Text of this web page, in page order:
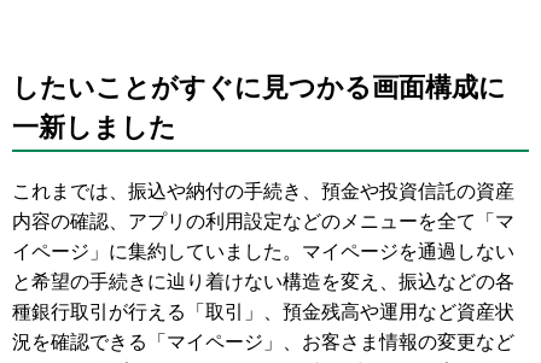
したいことがすぐに見つかる画面構成に
一新しました
これまでは、振込や納付の手続き、預金や投資信託の資産
内容の確認、アプリの利用設定などのメニューを全て「マ
イページ」に集約していました。マイページを通過しない
と希望の手続きに辿り着けない構造を変え、振込などの各
種銀行取引が行える「取引」、預金残高や運用など資産状
況を確認できる「マイページ」、お客さま情報の変更など